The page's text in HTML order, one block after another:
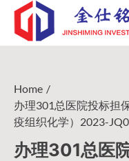
Skip
content
Home
办理301总医院投标担
疫组织化学）2023-
办理301总医